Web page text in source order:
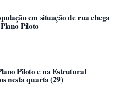
em situação de rua chega
Piloto
Piloto e na Estrutural
nesta quarta (29)